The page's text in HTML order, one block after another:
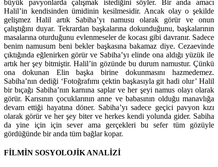
büyük pavyonlarda çalışmak istediğini söyler. Bir anda amacı
Halil’in kendisinden ümidinin kesilmesidir. Ancak olay o şekilde
gelişmez Halil artık Sabiha’yı namusu olarak görür ve onun
çalıştığını duyar. Tekrardan başkalarına dokunduğunu, başkalarının
masalarına oturduğunu evlenmeseler de kocası gibi davranır. Sadece
benim namusum beni bekler başkasına bakamaz diye. Cezaevinde
çıktığında eğlenirken görür ve Sabiha’yı elinde ona aldığı yüzük ile
artık her şey bitmiştir. Halil’in gözünde bu durum namustur. Çünkü
ona dokunan Elin başka birine dokunmasını hazmedemez.
Sabiha’nın dediği ‘Fotoğrafımı çektin başkasıyla git hadi olur’ Halil
bir bıçağı Sabiha’nın karnına saplar ve her şeyi namus olayı olarak
görür. Karısının çocuklarının anne ve babasının olduğu manavlığa
devam ettiği hayatına döner. Sabiha’yı sadece geçici pavyon kızı
olarak görür ve her şey biter ve herkes kendi yolunda gider. Sabiha
da yine için için sever ama gerçekleri bu sefer tüm gözüyle
gördüğünde bir anda tüm bağlar kopar.
FİLMİN SOSYOLOJİK ANALİZİ